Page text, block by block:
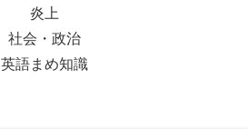
炎上
社会・政治
英語まめ知識